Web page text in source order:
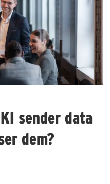
sender data
dem?